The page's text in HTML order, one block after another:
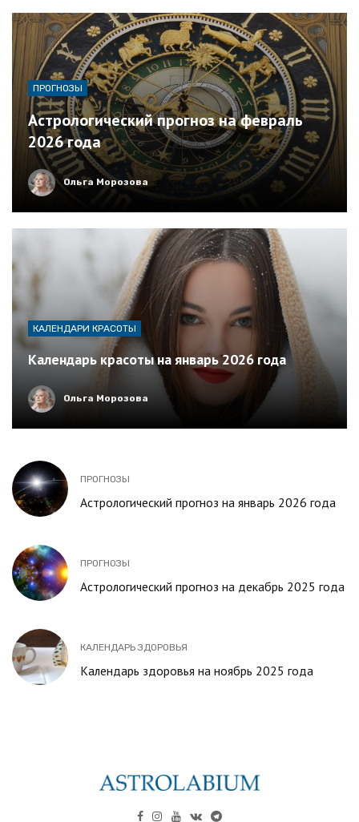
ПРОГНОЗЫ
Астрологический прогноз на февраль
2026 года
Ольга Морозова
КАЛЕНДАРИ КРАСОТЫ
Календарь красоты на январь 2026 года
Ольга Морозова
ПРОГНОЗЫ
Астрологический прогноз на январь 2026 года
ПРОГНОЗЫ
Астрологический прогноз на декабрь 2025 года
КАЛЕНДАРЬ ЗДОРОВЬЯ
Календарь здоровья на ноябрь 2025 года